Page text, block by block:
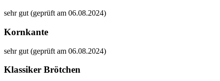
sehr gut (geprüft am 06.08.2024)
Kornkante
sehr gut (geprüft am 06.08.2024)
Klassiker Brötchen